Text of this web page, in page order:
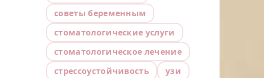
советы беременным
стоматологические услуги
стоматологическое лечение
стрессоустойчивость
узи